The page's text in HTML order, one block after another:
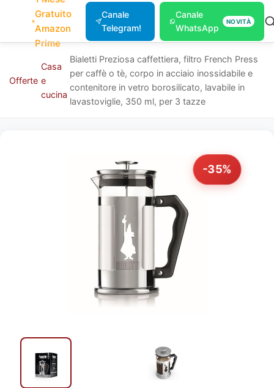
Gratuito
Amazon
Prime
Canale
Telegram!
Canale
WhatsApp
NOVITÀ
Offerte
Casa
e
cucina
Bialetti Preziosa caffettiera, filtro French Press
per caffè o tè, corpo in acciaio inossidabile e
contenitore in vetro borosilicato, lavabile in
lavastoviglie, 350 ml, per 3 tazze
-35%